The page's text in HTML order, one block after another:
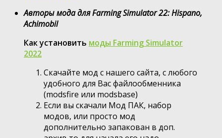
Авторы мода для Farming Simulator 22: Hispano,
Achimobil
Как установить моды Farming Simulator
2022
Скачайте мод с нашего сайта, с любого
удобного для Вас файлообменника
(modsfire или modsbase)
Если вы скачали Мод ПАК, набор
модов, или просто мод
дополнительно запакован в доп.